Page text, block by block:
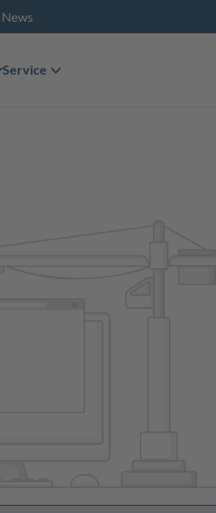
News
Service